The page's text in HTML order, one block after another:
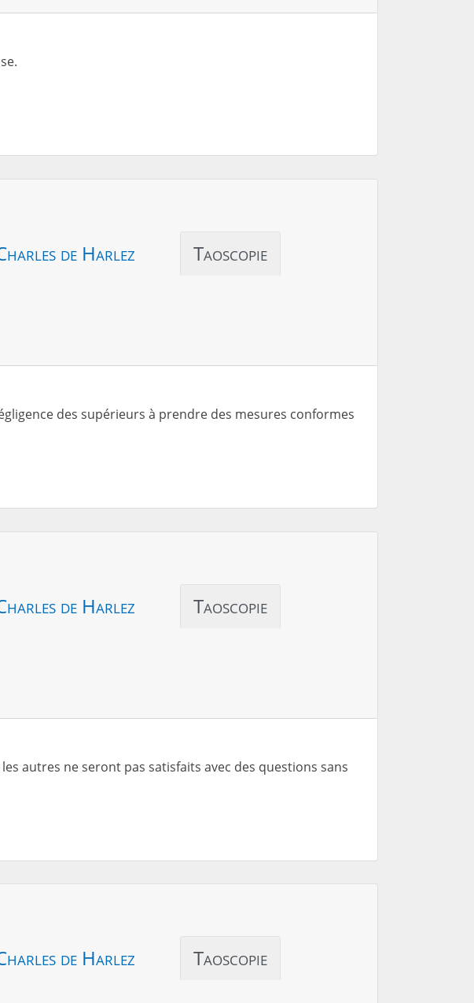
de Harlez Taoscopie
des supérieurs à prendre des mesures conformes
de Harlez Taoscopie
autres ne seront pas satisfaits avec des questions sans
de Harlez Taoscopie